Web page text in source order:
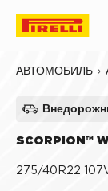
АВТОМОБИЛЬ
SCORPION™
275/40R22